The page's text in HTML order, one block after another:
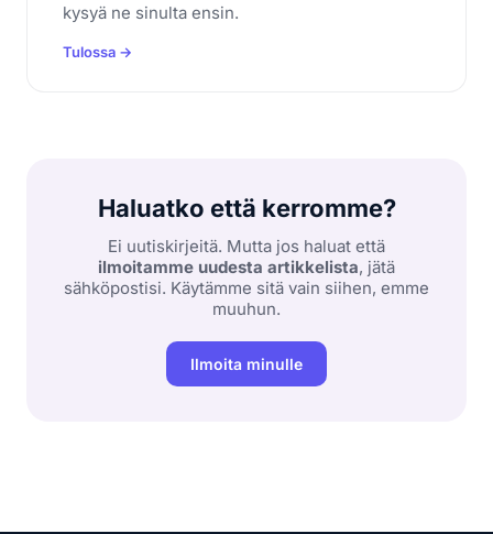
kysyä ne sinulta ensin.
Tulossa →
Haluatko että kerromme?
Ei uutiskirjeitä. Mutta jos haluat että
ilmoitamme uudesta artikkelista, jätä
sähköpostisi. Käytämme sitä vain siihen, emme
muuhun.
Ilmoita minulle